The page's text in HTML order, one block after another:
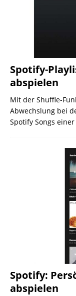
Spotify-
abspielen
Mit der Shuffle-
Abwechslung bei
Spotify Songs
Spotify:
abspielen